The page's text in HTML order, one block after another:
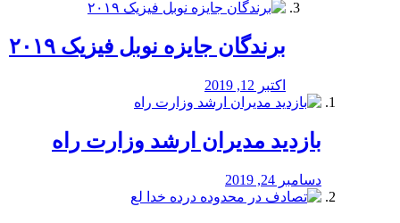
برندگان جایزه نوبل فیزیک ۲۰۱۹
اکتبر 12, 2019
بازدید مدیران ارشد وزارت راه
دسامبر 24, 2019